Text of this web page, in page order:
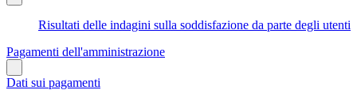
Risultati delle indagini sulla soddisfazione da parte degli utenti
Pagamenti dell'amministrazione
Dati sui pagamenti